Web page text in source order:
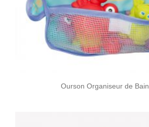
Ourson Organiseur de Bain